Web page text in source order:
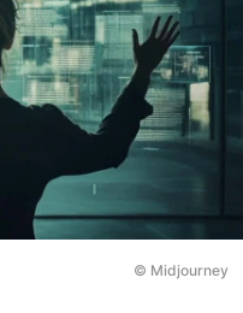
© Midjourney